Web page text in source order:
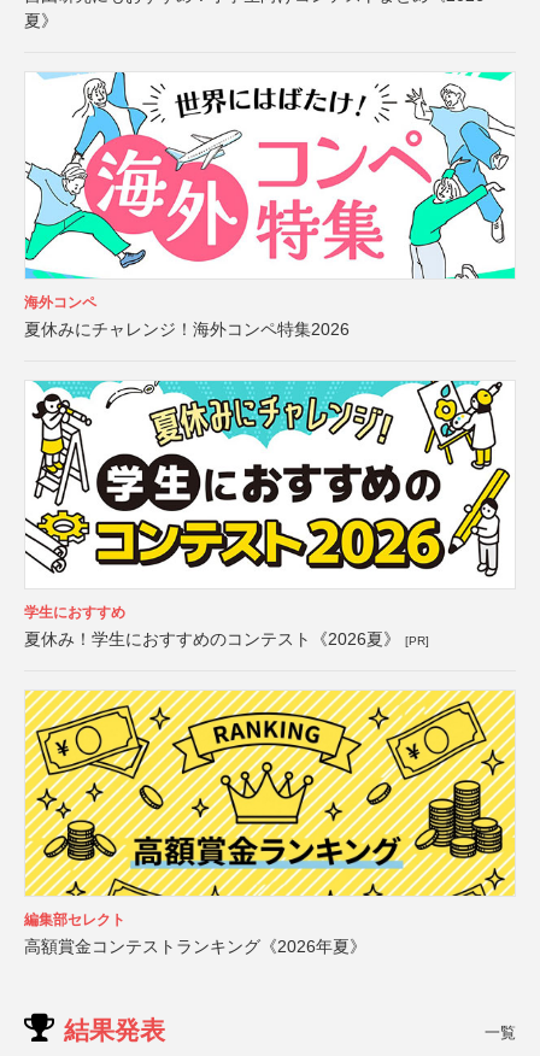
夏》
海外コンペ
夏休みにチャレンジ！海外コンペ特集2026
学生におすすめ
夏休み！学生におすすめのコンテスト《2026夏》 [PR]
編集部セレクト
高額賞金コンテストランキング《2026年夏》
結果発表 一覧